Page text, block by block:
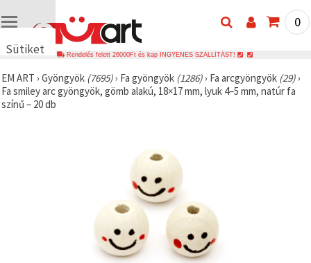
Sütiket
🍪 Cookie-
kat és
hasonló
0
Rendelés felett 26000Ft és kap INGYENES SZÁLLÍTÁST!
EM ART › Gyöngyök (7695)› Fa gyöngyök (1286)› Fa arcgyöngyök (29)›
Fa smiley arc gyöngyök, gömb alakú, 18×17 mm, lyuk 4–5 mm, natúr fa
színű – 20 db